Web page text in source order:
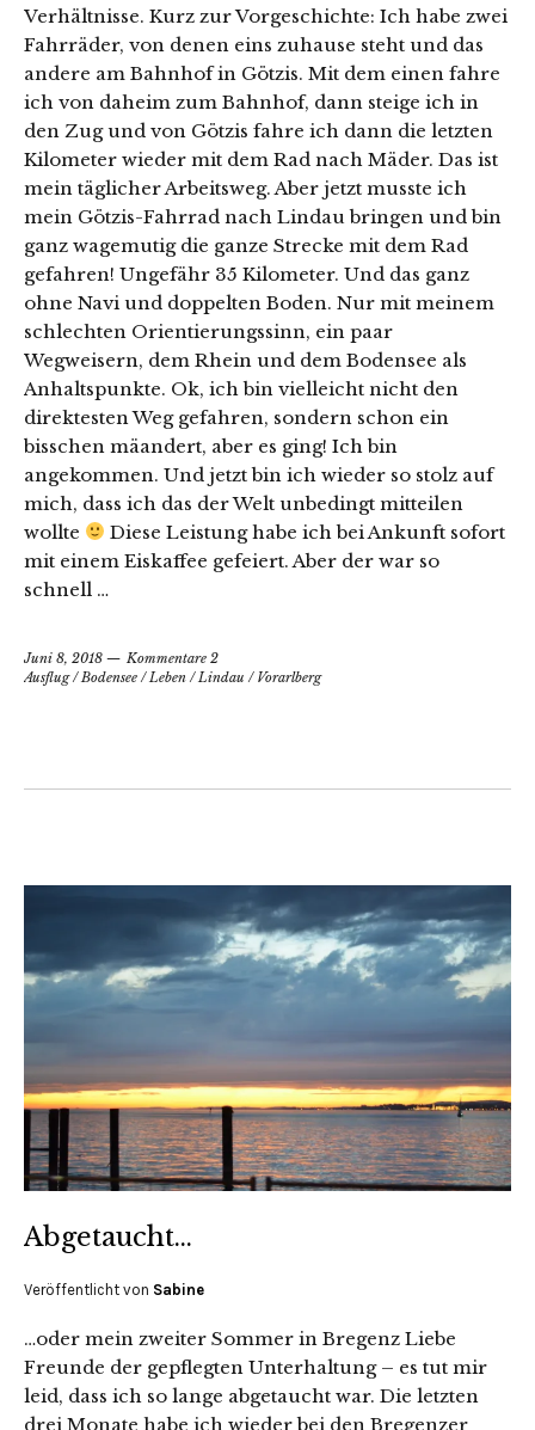
Verhältnisse. Kurz zur Vorgeschichte: Ich habe zwei
Fahrräder, von denen eins zuhause steht und das
andere am Bahnhof in Götzis. Mit dem einen fahre
ich von daheim zum Bahnhof, dann steige ich in
den Zug und von Götzis fahre ich dann die letzten
Kilometer wieder mit dem Rad nach Mäder. Das ist
mein täglicher Arbeitsweg. Aber jetzt musste ich
mein Götzis-Fahrrad nach Lindau bringen und bin
ganz wagemutig die ganze Strecke mit dem Rad
gefahren! Ungefähr 35 Kilometer. Und das ganz
ohne Navi und doppelten Boden. Nur mit meinem
schlechten Orientierungssinn, ein paar
Wegweisern, dem Rhein und dem Bodensee als
Anhaltspunkte. Ok, ich bin vielleicht nicht den
direktesten Weg gefahren, sondern schon ein
bisschen mäandert, aber es ging! Ich bin
angekommen. Und jetzt bin ich wieder so stolz auf
mich, dass ich das der Welt unbedingt mitteilen
wollte
Diese Leistung habe ich bei Ankunft sofort
mit einem Eiskaffee gefeiert. Aber der war so
schnell …
Juni 8, 2018
Kommentare 2
Ausflug/ Bodensee / Leben / Lindau / Vorarlberg
Abgetaucht…
Veröffentlicht von Sabine
…oder mein zweiter Sommer in Bregenz Liebe
Freunde der gepflegten Unterhaltung – es tut mir
leid, dass ich so lange abgetaucht war. Die letzten
drei Monate habe ich wieder bei den Bregenzer